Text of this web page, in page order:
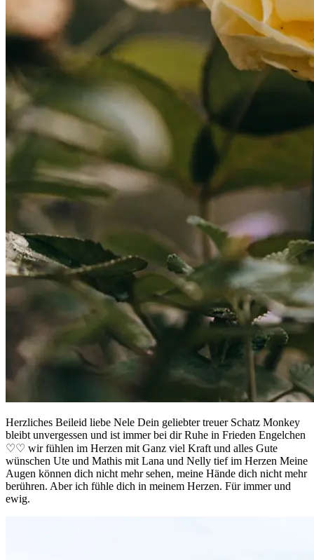
Herzliches Beileid liebe Nele Dein geliebter treuer Schatz Monkey
bleibt unvergessen und ist immer bei dir Ruhe in Frieden Engelchen
♡♡ wir fühlen im Herzen mit Ganz viel Kraft und alles Gute
wünschen Ute und Mathis mit Lana und Nelly tief im Herzen Meine
Augen können dich nicht mehr sehen, meine Hände dich nicht mehr
berühren. Aber ich fühle dich in meinem Herzen. Für immer und
ewig.